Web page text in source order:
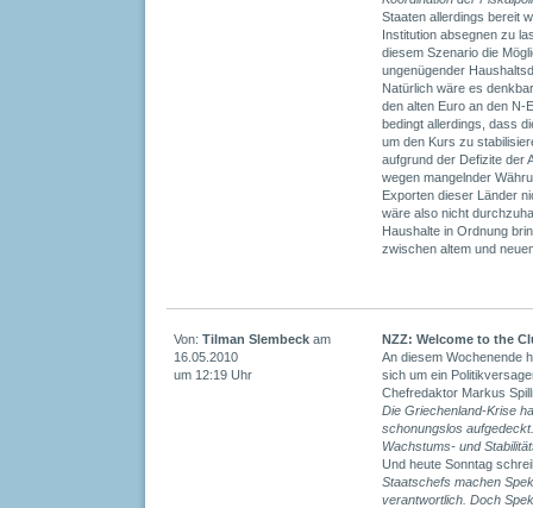
Staaten allerdings bereit
Institution absegnen zu
diesem Szenario die
ungenügender
Natürlich wäre es
den alten Euro an den N-
bedingt allerdings, dass
um den Kurs zu
aufgrund der Defizite der
wegen mangelnder
Exporten dieser Länder
wäre also nicht
Haushalte in Ordnung
zwischen altem und
NZZ: Welcome to the
An diesem Wochenende
sich um ein
Chefredaktor Markus
Die Griechenland-Krise
schonungslos
Wachstums- und
Und heute Sonntag
Staatschefs machen
verantwortlich. Doch
Von: Tilman Slembeck am
16.05.2010
um 12:19 Uhr